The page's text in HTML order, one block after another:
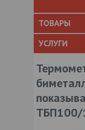
ТОВАРЫ
УСЛУГИ